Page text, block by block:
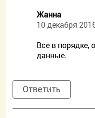
Жанна
10 декабря
Все в порядке,
данные.
Ответить